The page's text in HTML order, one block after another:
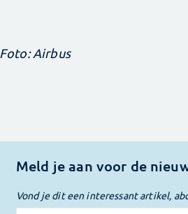
Foto: Airbus
Meld je aan voor de
Vond je dit een interessant artikel,